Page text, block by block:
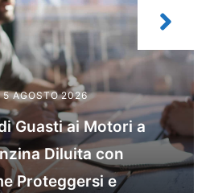
5 AGOSTO 2026
Guasti ai Motori a
Diluita con
Proteggersi e